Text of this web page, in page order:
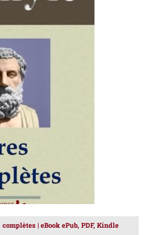
| eBook ePub, PDF, Kindle